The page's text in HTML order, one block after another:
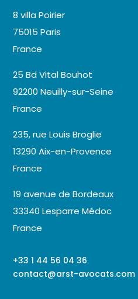
8 villa Poirier
75015 Paris
France
25 Bd Vital Bouhot
92200 Neuilly-sur-Seine
France
235, rue Louis Broglie
13290 Aix-en-Provence
France
19 avenue de Bordeaux
33340 Lesparre Médoc
France
+33 1 44 56 04 36
contact@arst-avocats.com